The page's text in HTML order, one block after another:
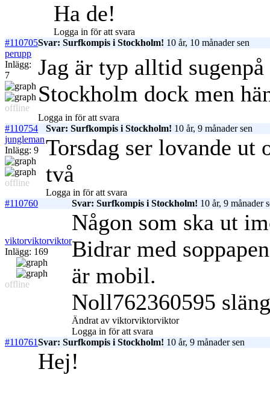
Ha de!
Logga in för att svara
#110705Svar: Surfkompis i Stockholm! 10 år, 10 månader sen
perupp
Inlägg:
7
offline
Jag är typ alltid
Stockholm dock men
Logga in för att svara
#110754
Svar: Surfkompis i Stockholm! 10 år, 9 månader sen
jungleman
Inlägg: 9
offline
Torsdag ser lovande ut
två
Logga in för att svara
#110760
Svar: Surfkompis i Stockholm! 10 år, 9 månader
viktorviktorviktor
Inlägg: 169
offline
Någon som ska ut
Bidrar med
är mobil.
Noll762360595
Ändrat av viktorviktorviktor
Logga in för att svara
#110761Svar: Surfkompis i Stockholm! 10 år, 9 månader sen
Hej!